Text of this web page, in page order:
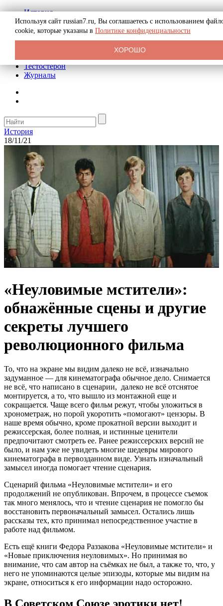
История
Биография
Криминал
Реклама на сайте
Тестостерон
Журналы
История
18/11/21
«Неуловимые мстители»:
обнажённые сцены и другие
секреты лучшего
революционного фильма
То, что на экране мы видим далеко не всё, изначально
задуманное — для кинематографа обычное дело. Снимается
не всё, что написано в сценарии, далеко не всё отснятое
монтируется, а то, что вышло из монтажной еще и
сокращается. Чаще всего фильм режут, чтобы уложиться в
хронометраж, но порой укоротить «помогают» цензоры. В
наше время обычно, кроме прокатной версии выходит и
режиссерская, более полная, и истинные ценители
предпочитают смотреть ее. Ранее режиссерских версий не
было, и нам уже не увидеть многие шедевры мирового
кинематографа в первозданном виде. Узнать изначальный
замысел иногда помогает чтение сценария.
Сценарий фильма «Неуловимые мстители» и его
продолжений не опубликован. Впрочем, в процессе съемок
так много менялось, что и чтение сценария не помогло бы
восстановить первоначальный замысел. Остались лишь
рассказы тех, кто принимал непосредственное участие в
работе над фильмом.
Есть ещё книги Федора Раззакова «Неуловимые мстители» и
«Новые приключения неуловимых». Но принимая во
внимание, что сам автор на съёмках не был, а также то, что, у
него не упоминаются целые эпизоды, которые мы видим на
экране, относиться к его информации надо осторожно.
Используя сайт russian7.ru, Вы соглашаетесь с использованием
cookie, которые указаны в Политике конфиденциальности
ХОРОШО